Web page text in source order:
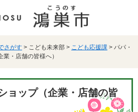
さがす > こども未来部 > こども応援課 > パパ・
・店舗の皆様へ）
ョップ（企業・店舗の皆